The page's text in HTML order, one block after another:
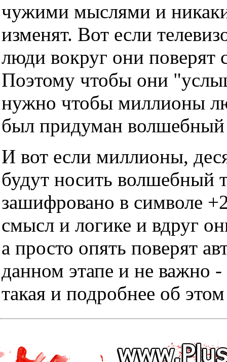
чужими мыслями и
изменят. Вот если
люди вокруг они поверят
Поэтому чтобы они
нужно чтобы миллионы
был придуман волшебный
И вот если миллионы,
будут носить волшебный
зашифровано в символе
смысл и логике и вдруг
а просто опять поверят
данном этапе и не важно
такая и подробнее об